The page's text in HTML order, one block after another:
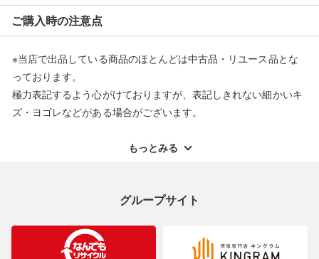
■弊社（株式会社オカモト）を装った偽装サイトにご注意くださ
い■
装サイト』を確認しておりますが、
当店とは一切関係がございませんのでご注意ください。
※オンラインストアで購入頂いた商品は、店頭での返品はお受け
できません。また、商品の修理及び交換に関しては承ることがで
返品・交換について
ご購入時の注意点
※当店で出品している商品のほとんどは中古品・リユース品とな
っております。
極力表記するよう心がけておりますが、表記しきれない細かいキ
ズ・ヨゴレなどがある場合がございます。
ご理解くださいますようお願い申し上げます。
合がございますのでご了承ください。
※表記したカラー名は、当社が判断した名称を掲載しています。
もっとみる
グループサイト